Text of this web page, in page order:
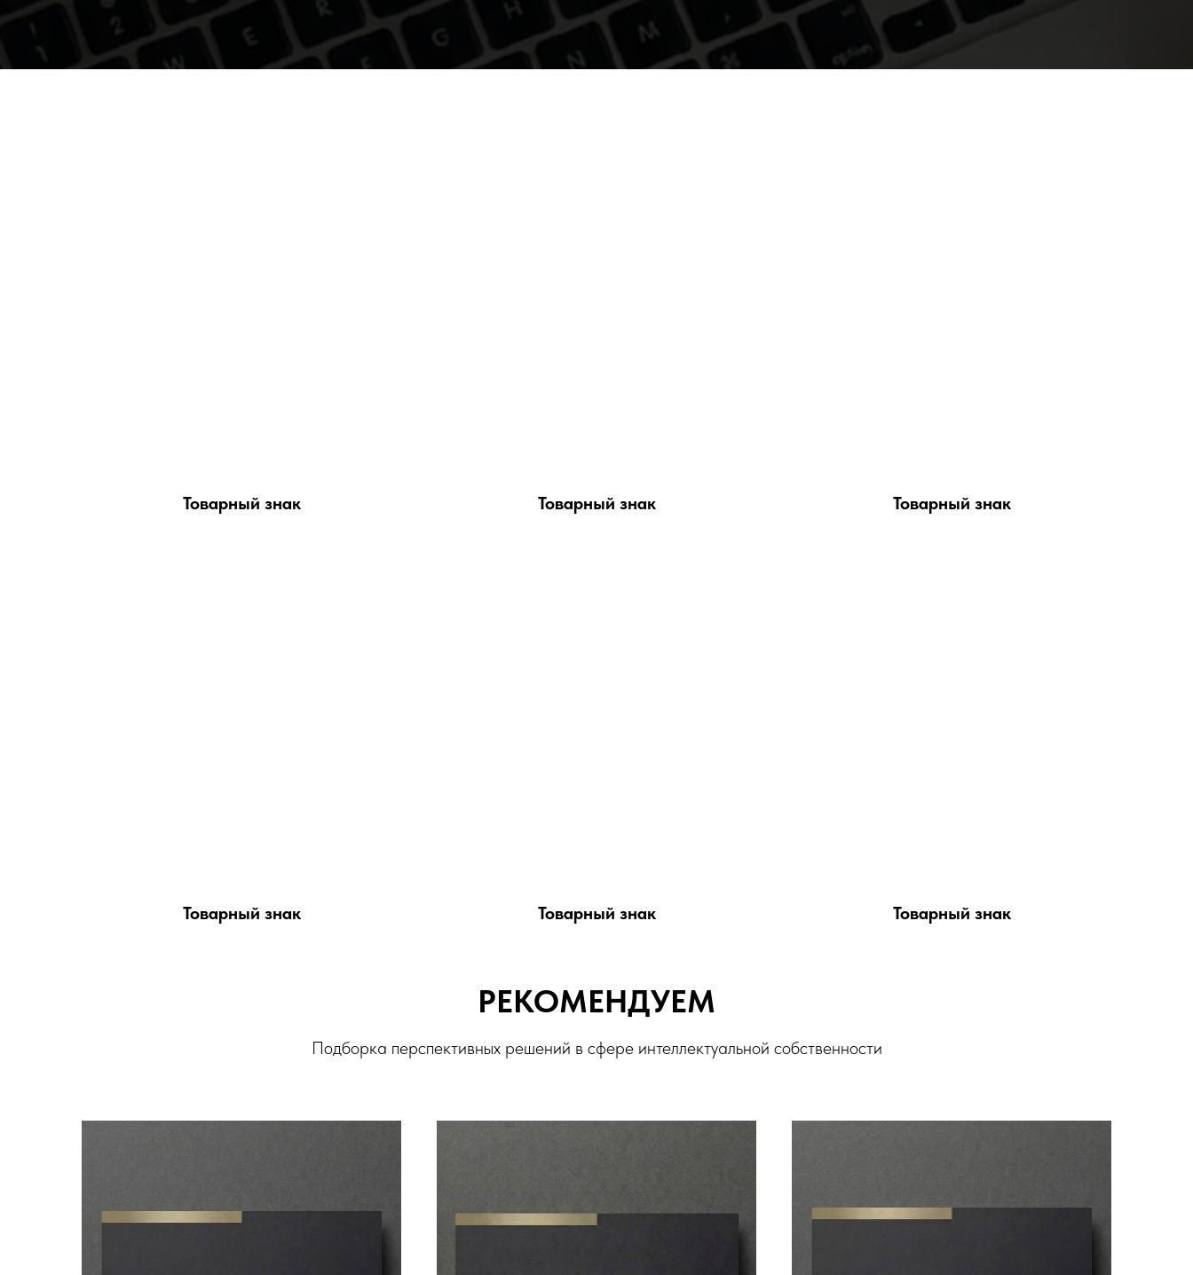
Товарный знак Товарный знак Товарный знак
Товарный знак Товарный знак Товарный знак
РЕКОМЕНДУЕМ
Подборка перспективных решений в сфере интеллектуальной собственности